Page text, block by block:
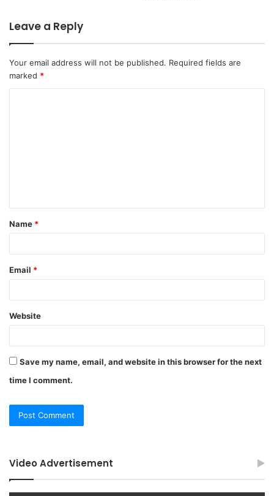
Leave a Reply
Your email address will not be published. Required fields are
marked *
t
*
Name *
Email *
Website
Save my name, email, and website in this browser for the next
time I comment.
Video Advertisement